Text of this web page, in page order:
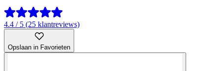
4.4 / 5 (25 klantreviews)
Opslaan in Favorieten